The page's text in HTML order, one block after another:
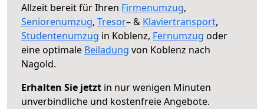
Allzeit bereit für Ihren Firmenumzug,
Seniorenumzug, Tresor– & Klaviertransport,
Studentenumzug in Koblenz, Fernumzug oder
eine optimale Beiladung von Koblenz nach
Nagold.
Erhalten Sie jetzt in nur wenigen Minuten
unverbindliche und kostenfreie Angebote.